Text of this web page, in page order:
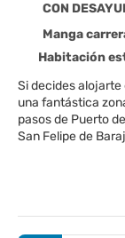
CON
Manga
Habitación
Si decides
una fantástica
pasos de Puerto
San Felipe de Barajas. Además, este hotel se
una terraza en la